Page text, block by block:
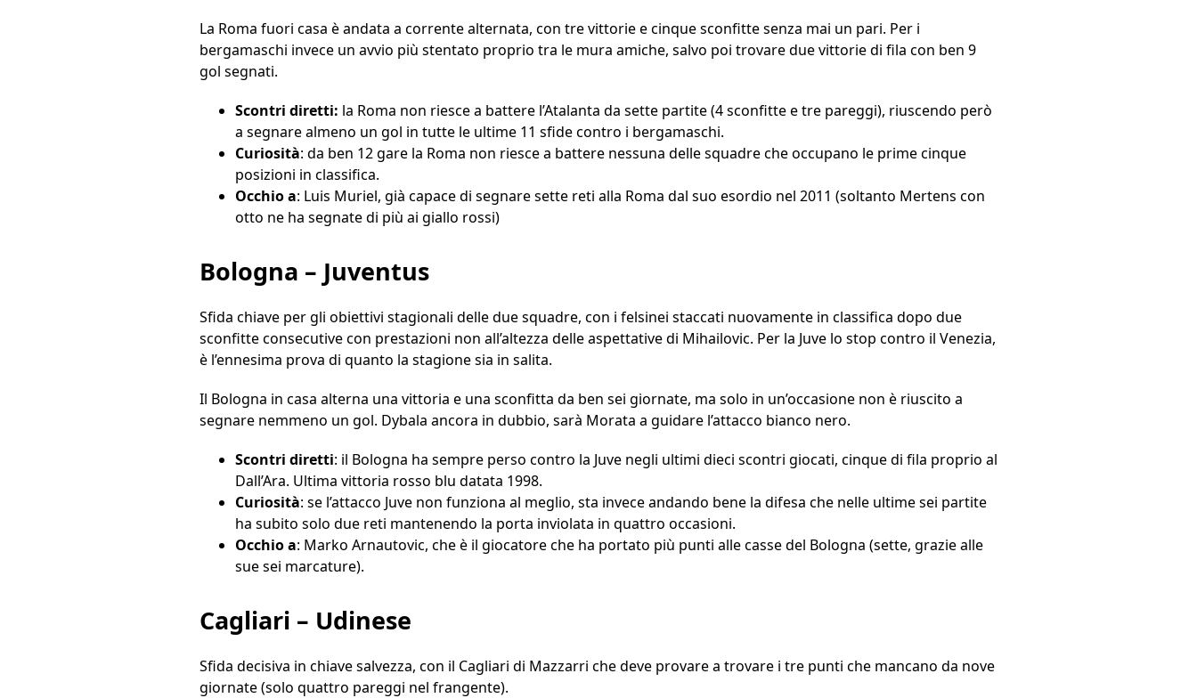
La Roma fuori casa è andata a corrente alternata, con tre vittorie e cinque sconfitte senza mai un pari. Per i
bergamaschi invece un avvio più stentato proprio tra le mura amiche, salvo poi trovare due vittorie di fila con ben 9
gol segnati.
Scontri diretti: la Roma non riesce a battere l’Atalanta da sette partite (4 sconfitte e tre pareggi), riuscendo però
a segnare almeno un gol in tutte le ultime 11 sfide contro i bergamaschi.
Curiosità: da ben 12 gare la Roma non riesce a battere nessuna delle squadre che occupano le prime cinque
posizioni in classifica.
Occhio a: Luis Muriel, già capace di segnare sette reti alla Roma dal suo esordio nel 2011 (soltanto Mertens con
otto ne ha segnate di più ai giallo rossi)
Bologna – Juventus
Sfida chiave per gli obiettivi stagionali delle due squadre, con i felsinei staccati nuovamente in classifica dopo due
sconfitte consecutive con prestazioni non all’altezza delle aspettative di Mihailovic. Per la Juve lo stop contro il Venezia,
è l’ennesima prova di quanto la stagione sia in salita.
Il Bologna in casa alterna una vittoria e una sconfitta da ben sei giornate, ma solo in un’occasione non è riuscito a
segnare nemmeno un gol. Dybala ancora in dubbio, sarà Morata a guidare l’attacco bianco nero.
Scontri diretti: il Bologna ha sempre perso contro la Juve negli ultimi dieci scontri giocati, cinque di fila proprio al
Dall’Ara. Ultima vittoria rosso blu datata 1998.
Curiosità: se l’attacco Juve non funziona al meglio, sta invece andando bene la difesa che nelle ultime sei partite
ha subito solo due reti mantenendo la porta inviolata in quattro occasioni.
Occhio a: Marko Arnautovic, che è il giocatore che ha portato più punti alle casse del Bologna (sette, grazie alle
sue sei marcature).
Cagliari – Udinese
Sfida decisiva in chiave salvezza, con il Cagliari di Mazzarri che deve provare a trovare i tre punti che mancano da nove
giornate (solo quattro pareggi nel frangente).